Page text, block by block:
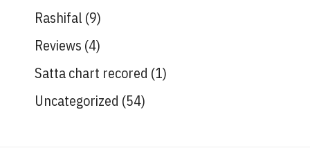
Rashifal (9)
Reviews (4)
Satta chart recored (1)
Uncategorized (54)